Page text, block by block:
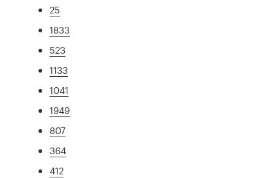
25
1833
523
1133
1041
1949
807
364
412